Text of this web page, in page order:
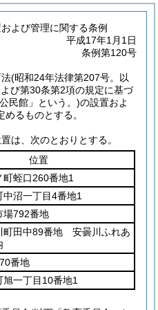
よび管理に関する条例
平成17年1月1日
条例第120号
(昭和24年法律第207号。以
び第30条第2項の規定に基づ
民館」という。)の設置およ
るものとする。
は、次のとおりとする。
位置
蛭口260番地1
沼一丁目4番地1
場792番地
町田中89番地 安曇川ふれあ
番地
一丁目10番地1